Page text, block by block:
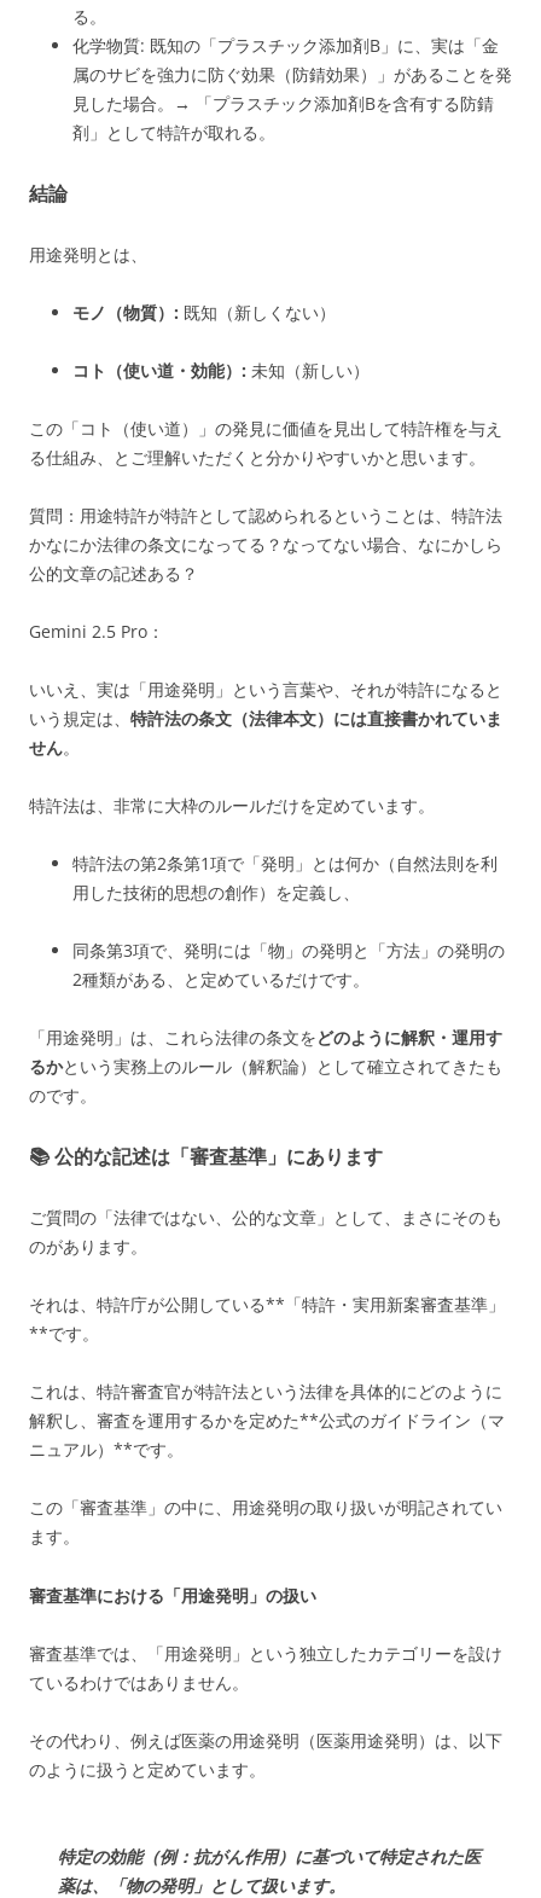
る。
化学物質: 既知の「プラスチック添加剤B」に、実は「金
属のサビを強力に防ぐ効果（防錆効果）」があることを発
見した場合。→ 「プラスチック添加剤Bを含有する防錆
剤」として特許が取れる。
結論
用途発明とは、
モノ（物質）: 既知（新しくない）
コト（使い道・効能）: 未知（新しい）
この「コト（使い道）」の発見に価値を見出して特許権を与え
る仕組み、とご理解いただくと分かりやすいかと思います。
質問： 用途特許が特許として認められるということは、特許法
かなにか法律の条文になってる？なってない場合、なにかしら
公的文章の記述ある？
Gemini 2.5 Pro：
いいえ、実は「用途発明」という言葉や、それが特許になると
いう規定は、 特許法の条文（法律本文）には直接書かれていま
せん。
特許法は、非常に大枠のルールだけを定めています。
特許法の第2条第1項で「発明」とは何か（自然法則を利
用した技術的思想の創作）を定義し、
同条第3項で、発明には「物」の発明と「方法」の発明の
2種類がある、と定めているだけです。
「用途発明」は、これら法律の条文をどのように解釈・運用す
るかという実務上のルール（解釈論）として確立されてきたも
のです。
📚 公的な記述は「審査基準」にあります
ご質問の「法律ではない、公的な文章」として、まさにそのも
のがあります。
それは、特許庁が公開している**「特許・実用新案審査基準」
**です。
これは、特許審査官が特許法という法律を具体的にどのように
解釈し、審査を運用するかを定めた**公式のガイドライン（マ
ニュアル）**です。
この「審査基準」の中に、用途発明の取り扱いが明記されてい
ます。
審査基準における「用途発明」の扱い
審査基準では、「用途発明」という独立したカテゴリーを設け
ているわけではありません。
その代わり、例えば医薬の用途発明（医薬用途発明）は、以下
のように扱うと定めています。
特定の効能（例：抗がん作用）に基づいて特定された医
薬は、「物の発明」として扱います。